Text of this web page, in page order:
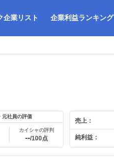
企業リスト 企業利益ランキング
元社員の評価
カイシャの評判
--/100点
売上：
純利益：